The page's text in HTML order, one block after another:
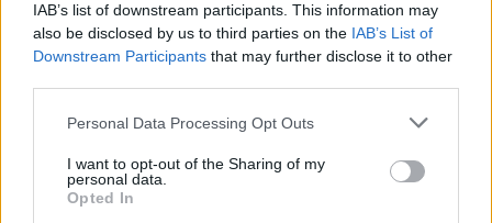
IAB’s list of downstream participants. This information may
also be disclosed by us to third parties on the IAB’s List of
Downstream Participants that may further disclose it to other
Please note that this website/app uses one or more Google
not limited to your visit or usage behaviour. You may click to
grant or deny consent to Google and its third-party tags to
use your data for below specified purposes in below Google
Personal Data Processing Opt Outs
I want to opt-out of the Sharing of my
personal data.
Opted In
AUTORE
Andrea Conforti
Andrea Conforti, 46enne torinese dal look
trasforma dati e clip in racconti social. Ricorda
quando annotò la rimonta al box stampa dello